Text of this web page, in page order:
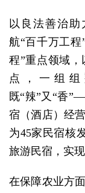
以良法善治
航“百千万工
程”重点领域
点，一组
既“辣”又“香
宿（酒店）经
为45家民宿核
旅游民宿，实现
在保障农业方